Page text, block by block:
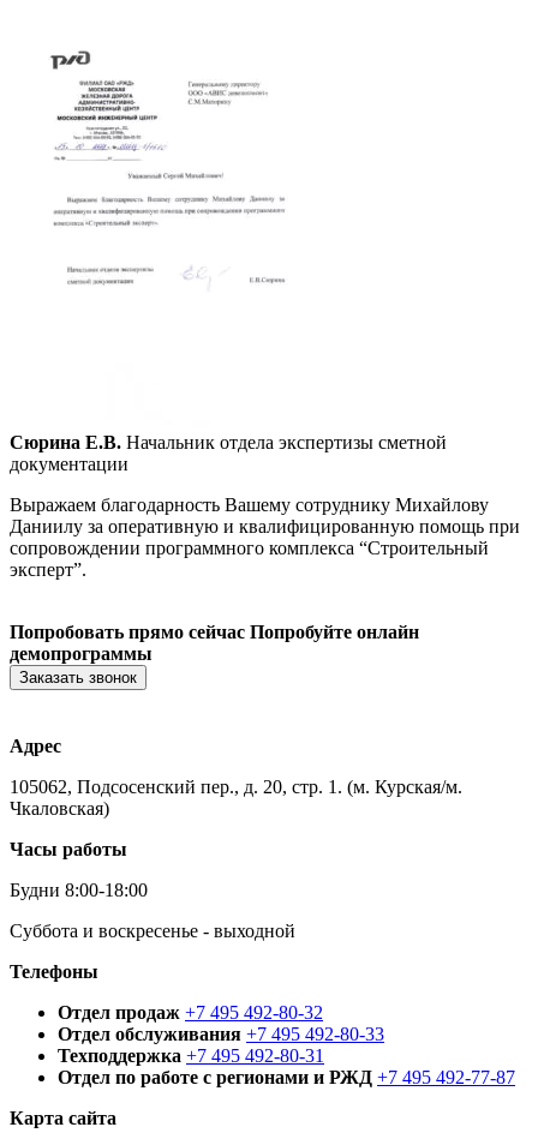
Сюрина Е.В. Начальник отдела экспертизы сметной
документации
Выражаем благодарность Вашему сотруднику Михайлову
Даниилу за оперативную и квалифицированную помощь при
сопровождении программного комплекса “Строительный
эксперт”.
Попробовать прямо сейчас Попробуйте онлайн
демопрограммы
Заказать звонок
Адрес
105062, Подсосенский пер., д. 20, стр. 1. (м. Курская/м.
Чкаловская)
Часы работы
Будни 8:00-18:00
Суббота и воскресенье - выходной
Телефоны
Отдел продаж +7 495 492-80-32
Отдел обслуживания +7 495 492-80-33
Техподдержка +7 495 492-80-31
Отдел по работе с регионами и РЖД +7 495 492-77-87
Карта сайта